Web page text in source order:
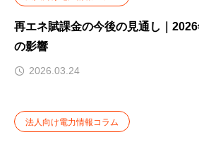
再エネ賦課金の今後の見通し｜
の影響
2026.03.24
法人向け電力情報コラム